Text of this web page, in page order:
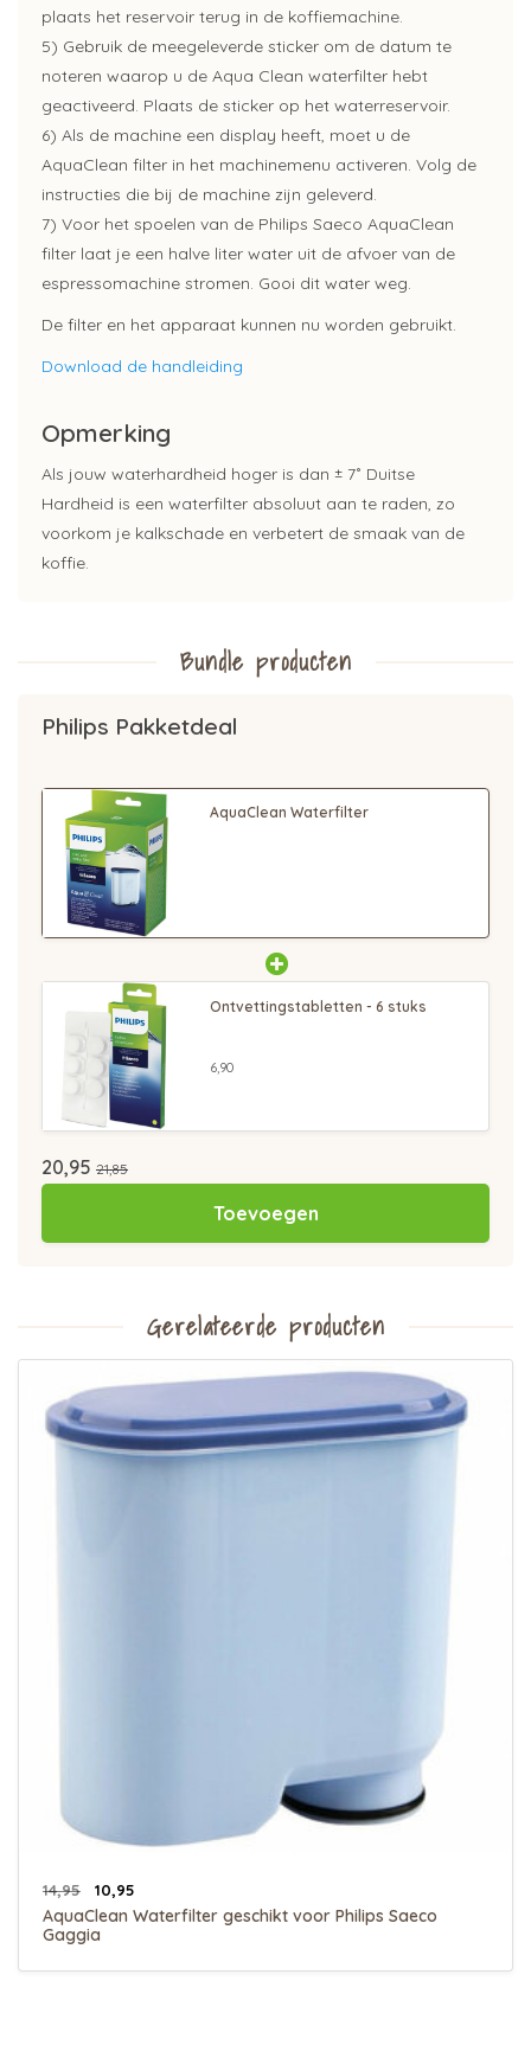
plaats het reservoir terug in de koffiemachine.
5) Gebruik de meegeleverde sticker om de datum te
noteren waarop u de Aqua Clean waterfilter hebt
geactiveerd. Plaats de sticker op het waterreservoir.
6) Als de machine een display heeft, moet u de
AquaClean filter in het machinemenu activeren. Volg de
instructies die bij de machine zijn geleverd.
7) Voor het spoelen van de Philips Saeco AquaClean
filter laat je een halve liter water uit de afvoer van de
espressomachine stromen. Gooi dit water weg.
De filter en het apparaat kunnen nu worden gebruikt.
Download de handleiding
Opmerking
Als jouw waterhardheid hoger is dan ± 7˚ Duitse
Hardheid is een waterfilter absoluut aan te raden, zo
voorkom je kalkschade en verbetert de smaak van de
koffie.
Bundle producten
Philips Pakketdeal
AquaClean Waterfilter
Ontvettingstabletten - 6 stuks
6,90
20,95 21,85
Toevoegen
Gerelateerde producten
14,95 10,95
AquaClean Waterfilter geschikt voor Philips Saeco
Gaggia